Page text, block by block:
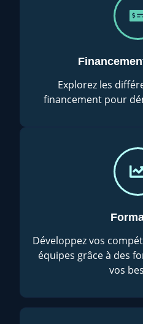
Explorez les
financement pour
Développez vos
équipes grâce à des
vos